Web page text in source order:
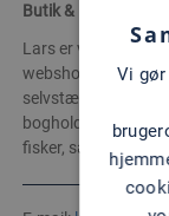
Butik & IT
Lars er vores guru
webshop er helt up
selvstændig, har
bogholderi og salg
fisker, så skal du
Vi